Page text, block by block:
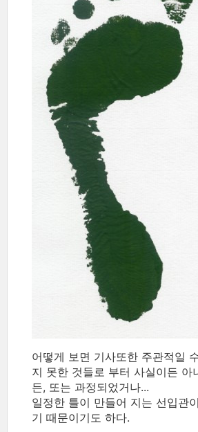
어떻게 보면 기사또한 주관적일
지 못한 것들로 부터 사실이든 아
든, 또는 과정되었거나...
일정한 틀이 만들어 지는 선입관
기 때문이기도 하다.